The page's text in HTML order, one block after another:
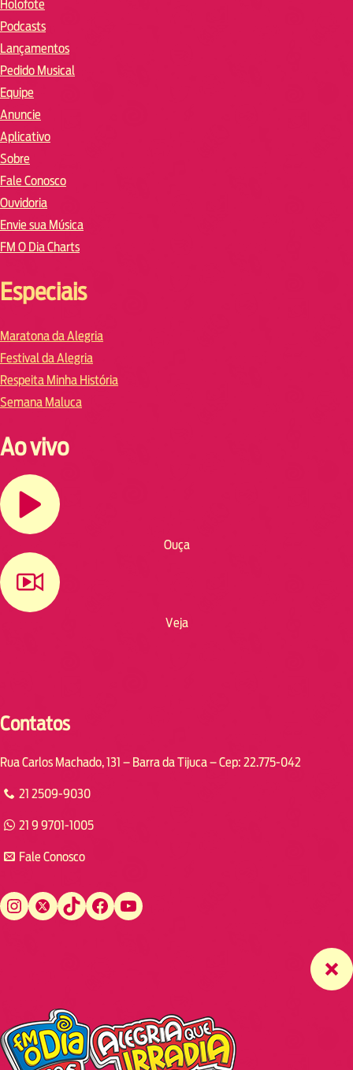
Holofote
Podcasts
Lançamentos
Pedido Musical
Equipe
Anuncie
Aplicativo
Sobre
Fale Conosco
Ouvidoria
Envie sua Música
FM O Dia Charts
Especiais
Maratona da Alegria
Festival da Alegria
Respeita Minha História
Semana Maluca
Ao vivo
Ouça
Veja
Contatos
Rua Carlos Machado, 131 – Barra da Tijuca – Cep: 22.775-042
21 2509-9030
21 9 9701-1005
Fale Conosco
Instagram Twitter TikTok Facebook YouTube